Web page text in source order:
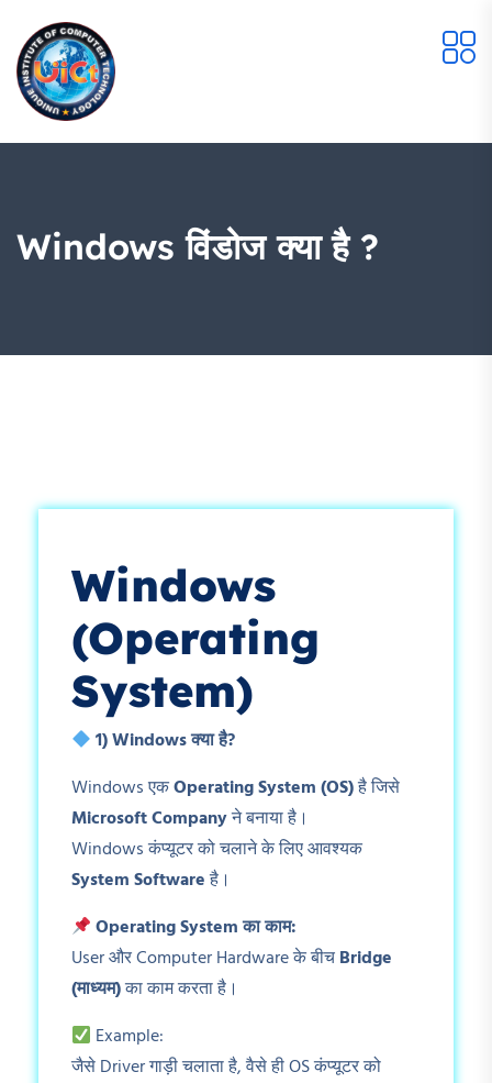
Windows विंडोज क्या है ?
Windows
(Operating
System)
1) Windowsक्या है?
Windows एकOperating System (OS)है जिसे
Microsoft Companyने बनाया है।
Windows कंप्यूटर को चलाने के लिए आवश्यक
System Softwareहै।
Operating Systemका काम:
User और Computer Hardware के बीचBridge
(माध्यम)का काम करता है।
Example:
जैसे Driver गाड़ी चलाता है, वैसे ही OS कंप्यूटर को